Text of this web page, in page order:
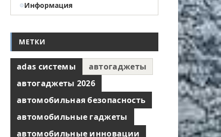
Информация
МЕТКИ
adas системы
автогаджеты
автогаджеты 2026
автомобильная безопасность
автомобильные гаджеты
автомобильные инновации